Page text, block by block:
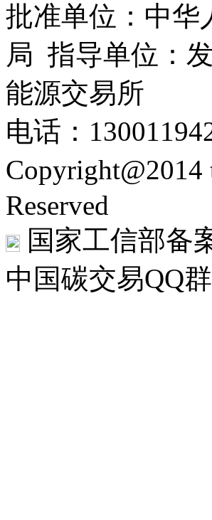
批准单位：中华
局 指导单位：
能源交易所
电话：
Reserved
国家工信部备
中国碳交易QQ